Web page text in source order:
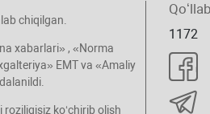
chiqilgan.
хabarlari» , «Norma
EMT va «Amaliy
koʻchirib olish
1172